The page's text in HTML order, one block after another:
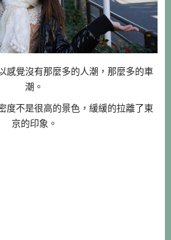
感覺沒有那麼多的人潮，那麼多的車
潮。
度不是很高的景色，緩緩的拉離了東
京的印象。